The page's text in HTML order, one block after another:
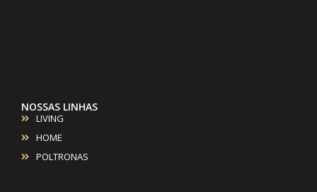
NOSSAS LINHAS
LIVING
HOME
POLTRONAS